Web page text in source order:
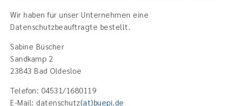
Wir haben für unser Unternehmen eine
Datenschutzbeauftragte bestellt.
Sabine Büscher
Sandkamp 2
23843 Bad Oldesloe
Telefon: 04531/1680119
E-Mail: datenschutz(at)buepi.de